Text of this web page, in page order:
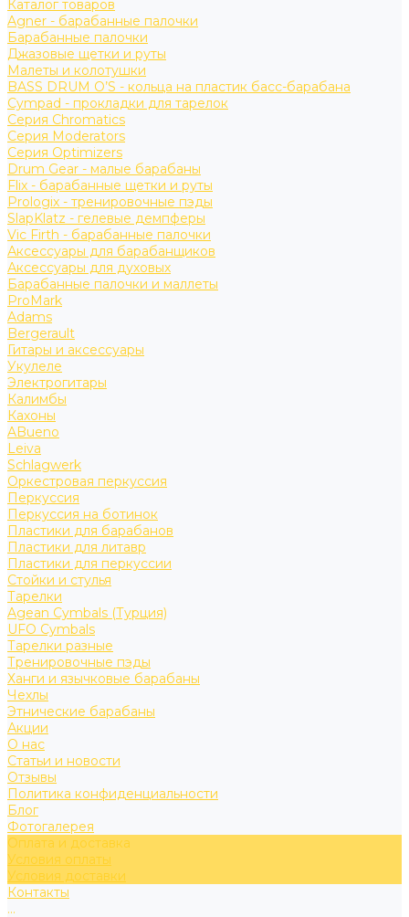
Каталог товаров
Agner - барабанные палочки
Барабанные палочки
Джазовые щетки и руты
Малеты и колотушки
BASS DRUM O’S - кольца на пластик басс-барабана
Cympad - прокладки для тарелок
Серия Chromatics
Серия Moderators
Серия Optimizers
Drum Gear - малые барабаны
Flix - барабанные щетки и руты
Prologix - тренировочные пэды
SlapKlatz - гелевые демпферы
Vic Firth - барабанные палочки
Аксессуары для барабанщиков
Аксессуары для духовых
Барабанные палочки и маллеты
ProMark
Adams
Bergerault
Гитары и аксессуары
Укулеле
Электрогитары
Калимбы
Кахоны
ABueno
Leiva
Schlagwerk
Оркестровая перкуссия
Перкуссия
Перкуссия на ботинок
Пластики для барабанов
Пластики для литавр
Пластики для перкуссии
Стойки и стулья
Тарелки
Agean Cymbals (Турция)
UFO Cymbals
Тарелки разные
Тренировочные пэды
Ханги и язычковые барабаны
Чехлы
Этнические барабаны
Акции
О нас
Статьи и новости
Отзывы
Политика конфиденциальности
Блог
Фотогалерея
Оплата и доставка
Условия оплаты
Условия доставки
Контакты
...